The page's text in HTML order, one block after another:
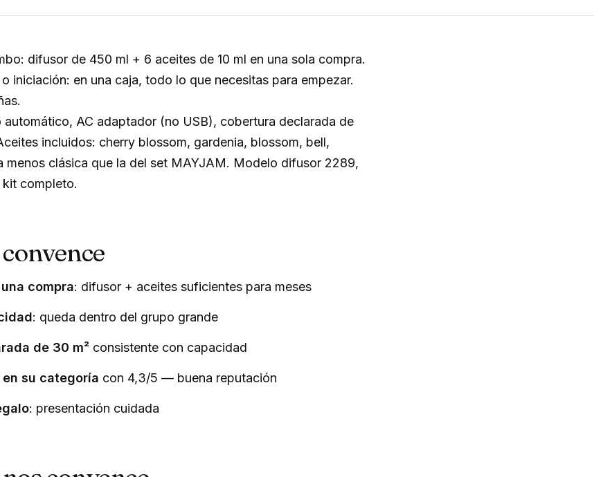
difusor de 450 ml + 6 aceites de 10 ml en una sola compra.
iniciación: en una caja, todo lo que necesitas para empezar.
AC adaptador (no USB), cobertura declarada de
incluidos: cherry blossom, gardenia, blossom, bell,
menos clásica que la del set MAYJAM. Modelo difusor 2289,
completo.
compra: difusor + aceites suficientes para meses
: queda dentro del grupo grande
de 30 m² consistente con capacidad
su categoría con 4,3/5 — buena reputación
: presentación cuidada